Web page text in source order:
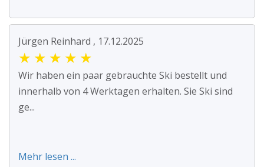
Jürgen Reinhard , 17.12.2025
★ ★ ★ ★ ★
Wir haben ein paar gebrauchte Ski bestellt und
innerhalb von 4 Werktagen erhalten. Sie Ski sind
ge...
Mehr lesen ...